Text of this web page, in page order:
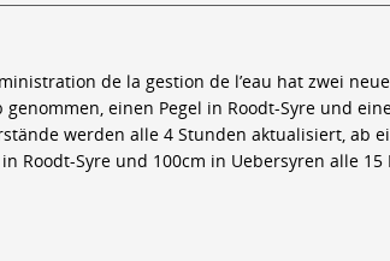
de la gestion de l’eau hat zwei
genommen, einen Pegel in Roodt-Syre und
werden alle 4 Stunden aktualisiert, ab
in Roodt-Syre und 100cm in Uebersyren alle